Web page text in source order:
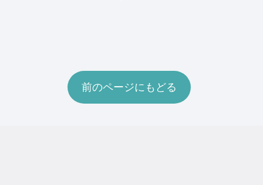
前のページにもどる